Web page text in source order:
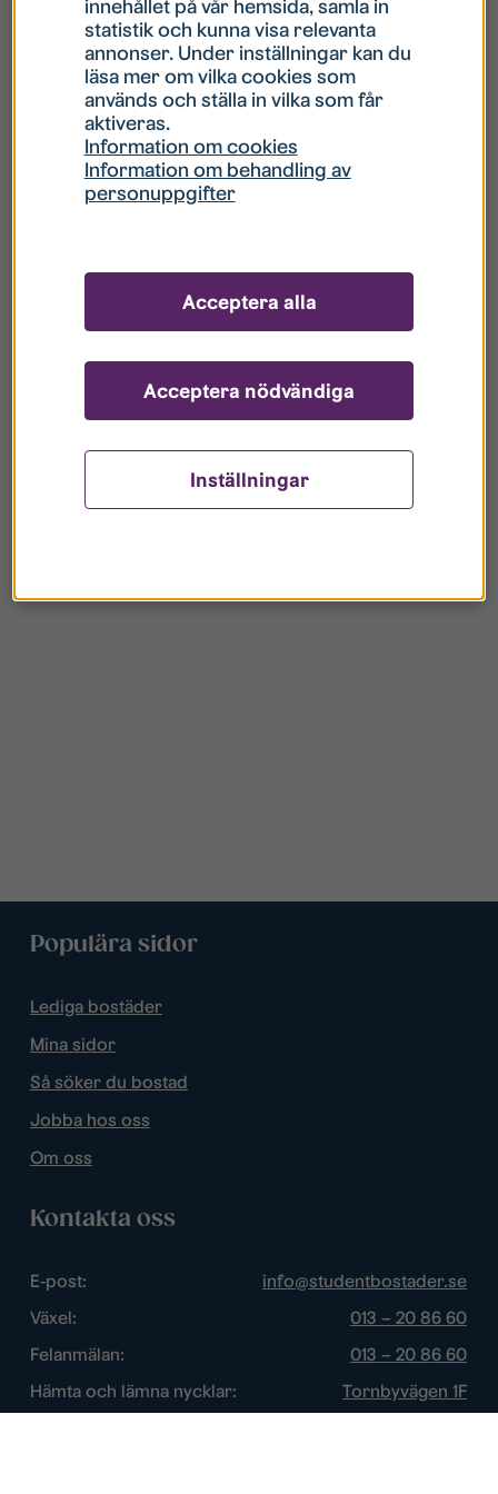
Hur gör jag om mitt konto är låst?
Hur gör jag när jag glömt mitt lösenord?
Vad innebär Gästkonto/Gästanvändare?
Populära sidor
Lediga bostäder
Mina sidor
Så söker du bostad
Jobba hos oss
Om oss
Kontakta oss
E-post:
info@studentbostader.se
Växel:
013 – 20 86 60
Felanmälan:
013 – 20 86 60
Hämta och lämna nycklar:
Tornbyvägen 1F
innehållet på vår hemsida, samla in
statistik och kunna visa relevanta
annonser. Under inställningar kan du
läsa mer om vilka cookies som
används och ställa in vilka som får
aktiveras.
Information om cookies
Information om behandling av
personuppgifter
Inställningar
Acceptera nödvändiga
Acceptera alla